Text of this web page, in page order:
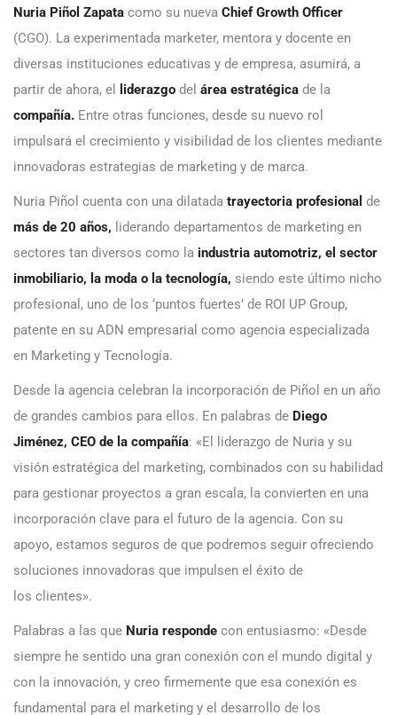
Nuria Piñol Zapata como su nueva Chief Growth Officer
(CGO). La experimentada marketer, mentora y docente en
diversas instituciones educativas y de empresa, asumirá, a
partir de ahora, el
liderazgo del área estratégica de la
compañía. Entre otras funciones, desde su nuevo rol
impulsará el crecimiento y visibilidad de los clientes mediante
innovadoras estrategias de marketing y de marca.
Nuria Piñol cuenta con una dilatada trayectoria profesional de
más de 20 años, liderando departamentos de marketing en
sectores tan diversos como la industria automotriz, el sector
inmobiliario, la moda o la tecnología, siendo este último nicho
profesional, uno de los ‘puntos fuertes’ de ROI UP Group,
patente en su ADN empresarial como agencia especializada
en Marketing y Tecnología.
Desde la agencia celebran la incorporación de Piñol en un año
de grandes cambios para ellos. En palabras de Diego
Jiménez, CEO de la compañía: «El liderazgo de Nuria y su
visión estratégica del marketing, combinados con su habilidad
para gestionar proyectos a gran escala, la convierten en una
incorporación clave para el futuro de la agencia. Con su
apoyo, estamos seguros de que podremos seguir ofreciendo
soluciones innovadoras que impulsen el éxito de
los clientes».
Palabras a las que Nuria responde con entusiasmo: «Desde
siempre he sentido una gran conexión con el mundo digital y
con la innovación, y creo firmemente que esa conexión es
fundamental para el marketing y el desarrollo de los